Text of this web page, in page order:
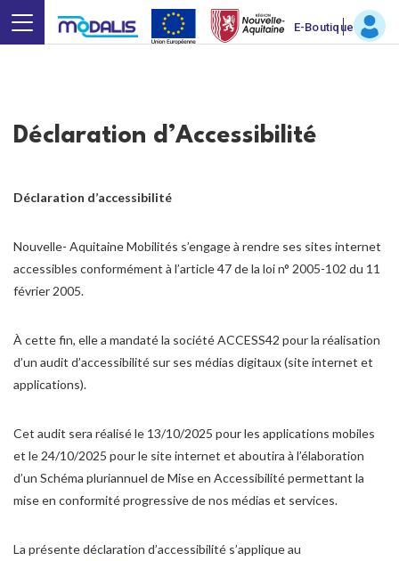
E-Boutique
Déclaration d’Accessibilité
Déclaration d’accessibilité
Nouvelle- Aquitaine Mobilités s’engage à rendre ses sites internet
accessibles conformément à l’article 47 de la loi n° 2005-102 du 11
février 2005.
À cette fin, elle a mandaté la société ACCESS42 pour la réalisation
d’un audit d’accessibilité sur ses médias digitaux (site internet et
applications).
Cet audit sera réalisé le 13/10/2025 pour les applications mobiles
et le 24/10/2025 pour le site internet et aboutira à l’élaboration
d’un Schéma pluriannuel de Mise en Accessibilité permettant la
mise en conformité progressive de nos médias et services.
La présente déclaration d’accessibilité s’applique au